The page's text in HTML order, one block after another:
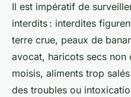
Il est impératif de
interdits : interdites
terre crue, peaux de
avocat, haricots secs non
moisis, aliments trop
des troubles ou